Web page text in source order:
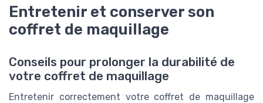
Entretenir et conserver son
coffret de maquillage
Conseils pour prolonger la durabilité de
votre coffret de maquillage
Entretenir correctement votre coffret de maquillage